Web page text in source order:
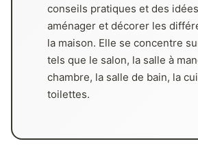
conseils pratiques et des
aménager et décorer les
la maison. Elle se concentre
tels que le salon, la salle à
chambre, la salle de bain, la
toilettes.